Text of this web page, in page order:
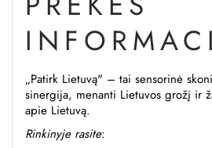
„Patirk Lietuvą" – tai sensorinė
sinergija, menanti Lietuvos grožį ir
apie Lietuvą.
Rinkinyje rasite: